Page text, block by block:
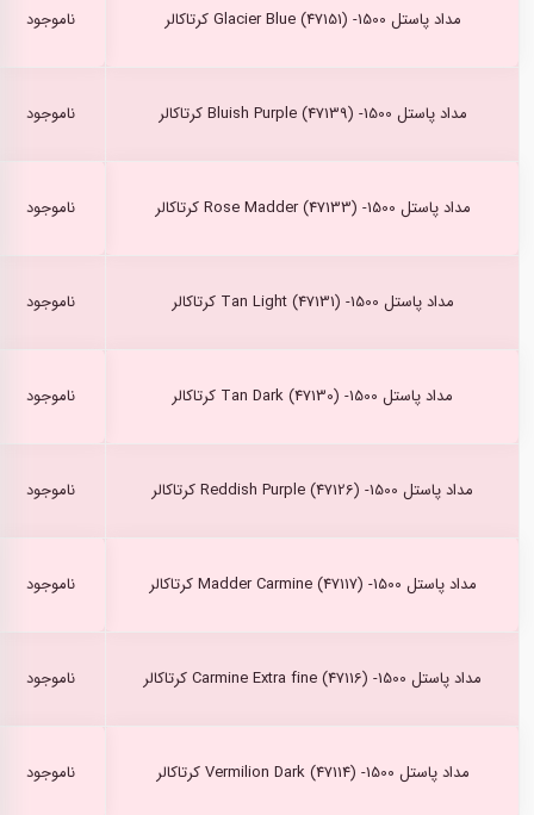
مداد پاستل Glacier Blue (47151) -1500 کرتاکالر ناموجود
مداد پاستل Bluish Purple (47139) -1500 کرتاکالر ناموجود
مداد پاستل Rose Madder (47133) -1500 کرتاکالر ناموجود
مداد پاستل Tan Light (47131) -1500 کرتاکالر ناموجود
مداد پاستل Tan Dark (47130) -1500 کرتاکالر ناموجود
مداد پاستل Reddish Purple (47126) -1500 کرتاکالر ناموجود
مداد پاستل Madder Carmine (47117) -1500 کرتاکالر ناموجود
مداد پاستل Carmine Extra fine (47116) -1500 کرتاکالر ناموجود
مداد پاستل Vermilion Dark (47114) -1500 کرتاکالر ناموجود